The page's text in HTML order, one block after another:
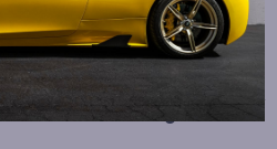
och María Vazquez som
började sina nya tjänster den 1
för e-